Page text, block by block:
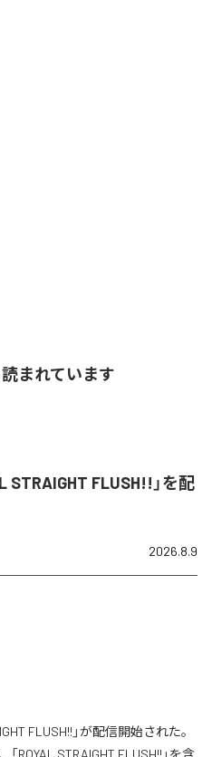
まれています
STRAIGHT FLUSH!!」を配
2026.8.9
FLUSH!!」が配信開始された。